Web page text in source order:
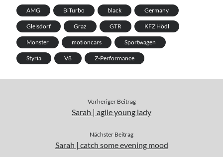
AMG BiTurbo black Germany
Gleisdorf Graz GTR KFZ Hödl
Monster motioncars Sportwagen
Styria V8 Z-Performance
Vorheriger Beitrag
Sarah | agile young lady
Nächster Beitrag
Sarah | catch some evening mood